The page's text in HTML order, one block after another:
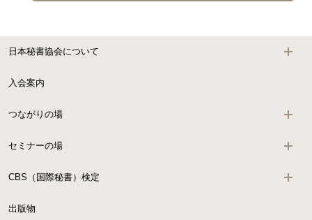
日本秘書協会について
入会案内
つながりの場
セミナーの場
CBS（国際秘書）検定
出版物